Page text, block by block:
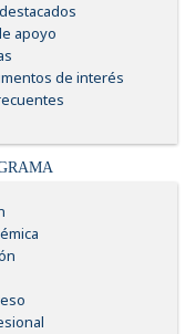
apoyo
de interés